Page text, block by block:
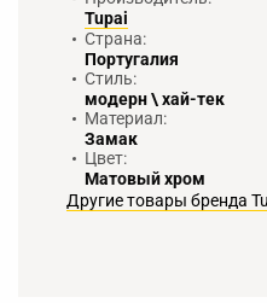
Tupai
Страна:
Португалия
Стиль:
модерн \ хай-тек
Материал:
Замак
Цвет:
Матовый хром
Другие товары бренда